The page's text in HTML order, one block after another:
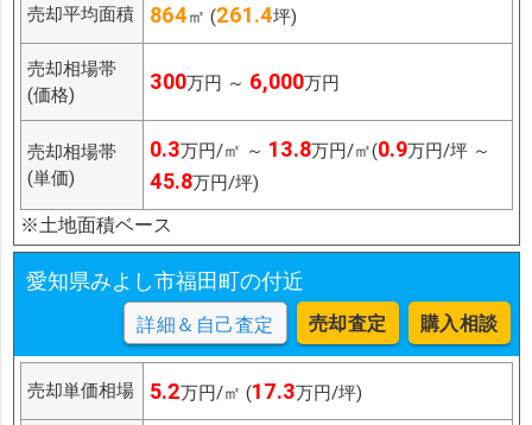
売却平均面積 864㎡ (261.4坪)
売却相場帯
(価格)
300万円 ～ 6,000万円
売却相場帯
(単価)
0.3万円/㎡ ～ 13.8万円/㎡(0.9万円/坪 ～
45.8万円/坪)
※土地面積ベース
愛知県みよし市福田町の付近
詳細＆自己査定 売却査定 購入相談
売却単価相場 5.2万円/㎡ (17.3万円/坪)